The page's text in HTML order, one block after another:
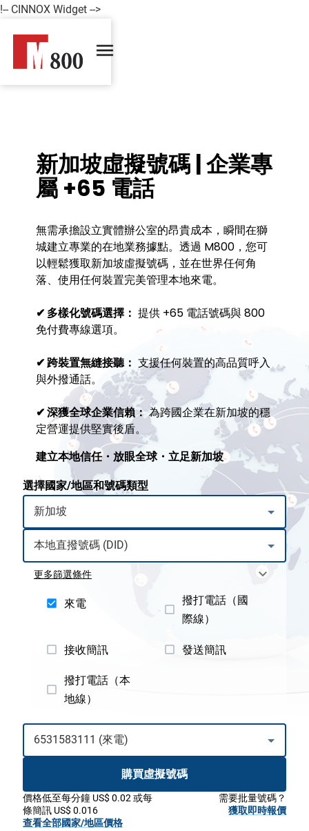
!-- CINNOX Widget -->
新加坡虛擬號碼 | 企業專
屬 +65 電話
無需承擔設立實體辦公室的昂貴成本，瞬間在獅
城建立專業的在地業務據點。透過 M800，您可
以輕鬆獲取新加坡虛擬號碼，並在世界任何角
落、使用任何裝置完美管理本地來電。
✔ 多樣化號碼選擇： 提供 +65 電話號碼與 800
免付費專線選項。
✔ 跨裝置無縫接聽： 支援任何裝置的高品質呼入
與外撥通話。
✔深獲全球企業信賴：為跨國企業在新加坡的穩
定營運提供堅實後盾。
建立本地信任・放眼全球・立足新加坡
選擇國家/地區和號碼類型
更多篩選條件
來電
撥打電話（國
際線）
接收簡訊 發送簡訊
撥打電話（本
地線）
購買虛擬號碼
價格低至每分鐘 US$ 0.02 或每
條簡訊 US$ 0.016
查看全部國家/地區價格
需要批量號碼？
獲取即時報價